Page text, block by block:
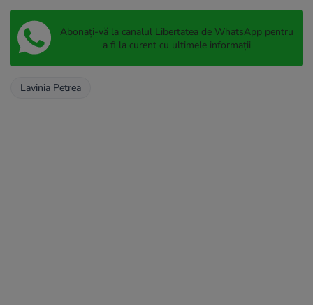
Abonați-vă la canalul Libertatea de WhatsApp pentru
a fi la curent cu ultimele informații
Lavinia Petrea